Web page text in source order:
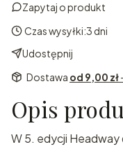
Zapytaj o produkt
Czas wysyłki:3 dni
Udostępnij
Dostawa od 9,00 zł
Opis
W 5. edycji